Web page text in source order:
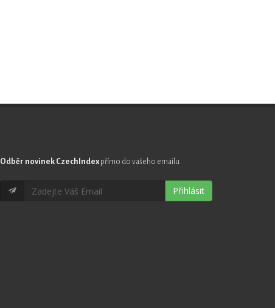
Odběr novinek CzechIndex přímo do vašeho emailu
Přihlásit